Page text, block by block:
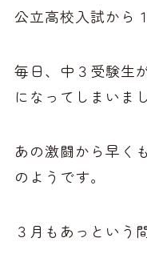
公立高校入試から
毎日、中３受験生
になってしまいまし
あの激闘から早く
のようです。
３月もあっという